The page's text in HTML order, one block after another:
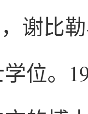
，谢比
位。